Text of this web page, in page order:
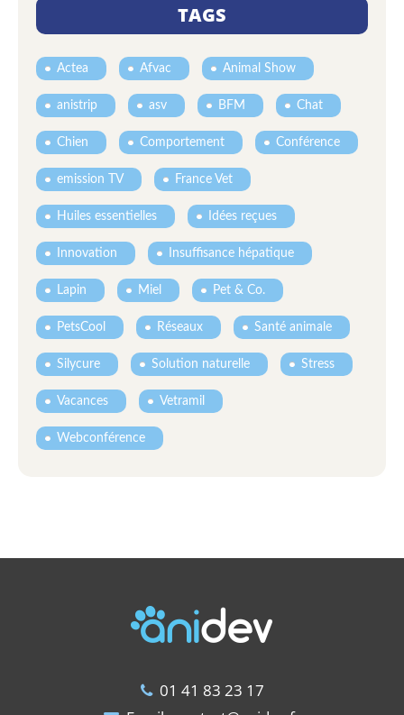
TAGS
Actea Afvac Animal Show
anistrip asv BFM Chat
Chien Comportement Conférence
emission TV France Vet
Huiles essentielles Idées reçues
Innovation Insuffisance hépatique
Lapin Miel Pet & Co.
PetsCool Réseaux Santé animale
Silycure Solution naturelle Stress
Vacances Vetramil
Webconférence
01 41 83 23 17